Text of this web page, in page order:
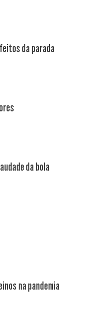
da parada
da bola
na pandemia